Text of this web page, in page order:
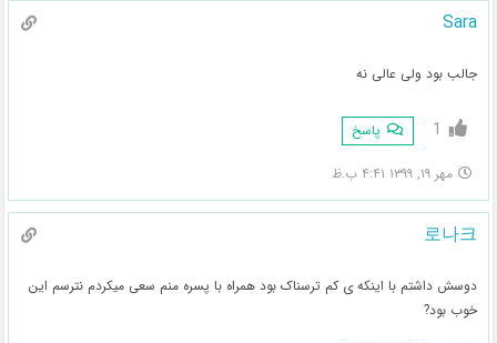
Sara
جالب بود ولی عالی نه
1 پاسخ
مهر ۱۹, ۱۳۹۹ ۴:۴۱ ب.ظ
로나크
دوسش داشتم با اینکه ی کم ترسناک بود همراه با پسره منم سعی میکردم نترسم این
خوب بود?